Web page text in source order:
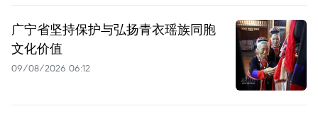
广宁省坚持保护与弘扬青衣瑶族同胞
文化价值
09/08/2026 06:12